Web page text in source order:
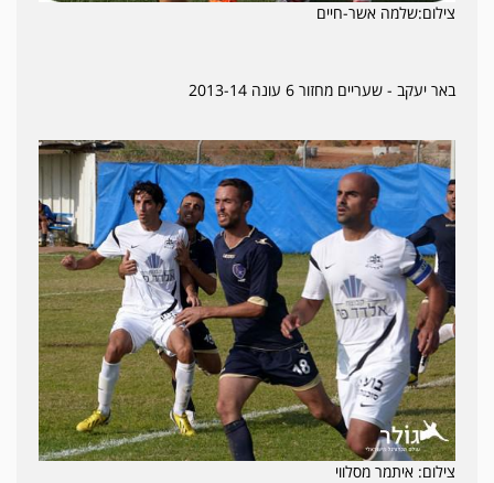
צילום:שלמה אשר-חיים
באר יעקב - שעריים מחזור 6 עונה 2013-14
צילום: איתמר מסלווי